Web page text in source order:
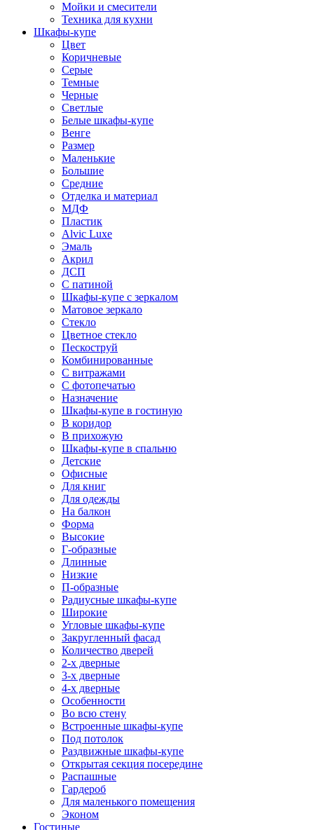
Мойки и смесители
Техника для кухни
Шкафы-купе
Цвет
Коричневые
Серые
Темные
Черные
Светлые
Белые шкафы-купе
Венге
Размер
Маленькие
Большие
Средние
Отделка и материал
МДФ
Пластик
Alvic Luxe
Эмаль
Акрил
ДСП
С патиной
Шкафы-купе с зеркалом
Матовое зеркало
Стекло
Цветное стекло
Пескоструй
Комбинированные
С витражами
С фотопечатью
Назначение
Шкафы-купе в гостиную
В коридор
В прихожую
Шкафы-купе в спальню
Детские
Офисные
Для книг
Для одежды
На балкон
Форма
Высокие
Г-образные
Длинные
Низкие
П-образные
Радиусные шкафы-купе
Широкие
Угловые шкафы-купе
Закругленный фасад
Количество дверей
2-х дверные
3-х дверные
4-х дверные
Особенности
Во всю стену
Встроенные шкафы-купе
Под потолок
Раздвижные шкафы-купе
Открытая секция посередине
Распашные
Гардероб
Для маленького помещения
Эконом
Гостиные